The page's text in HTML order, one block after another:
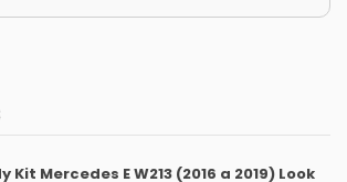
Kit Mercedes E W213 (2016 a 2019) Look